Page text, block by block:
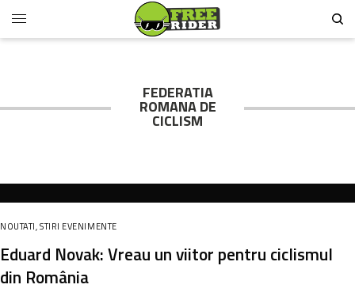
FEDERATIA
ROMANA DE
CICLISM
NOUTATI,STIRI EVENIMENTE
Eduard Novak: Vreau un viitor pentru ciclismul
din România